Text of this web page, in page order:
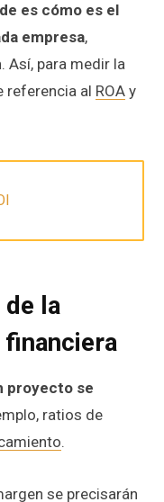
es cómo es el
empresa,
Así, para medir la
referencia al ROA y
la
proyecto se
ratios de
.
se precisarán